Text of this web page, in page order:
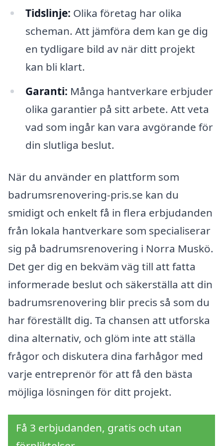
Tidslinje: Olika företag har olika
scheman. Att jämföra dem kan ge dig
en tydligare bild av när ditt projekt
kan bli klart.
Garanti: Många hantverkare erbjuder
olika garantier på sitt arbete. Att veta
vad som ingår kan vara avgörande för
din slutliga beslut.
När du använder en plattform som
badrumsrenovering-pris.se kan du
smidigt och enkelt få in flera erbjudanden
från lokala hantverkare som specialiserar
sig på badrumsrenovering i Norra Muskö.
Det ger dig en bekväm väg till att fatta
informerade beslut och säkerställa att din
badrumsrenovering blir precis så som du
har föreställt dig. Ta chansen att utforska
dina alternativ, och glöm inte att ställa
frågor och diskutera dina farhågor med
varje entreprenör för att få den bästa
möjliga lösningen för ditt projekt.
Få 3 erbjudanden, gratis och utan